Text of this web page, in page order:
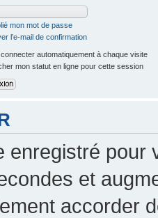
mon mot de passe
l’e-mail de confirmation
connecter automatiquement à chaque visite
mon statut en ligne pour cette session
enregistré pour
et
accorder